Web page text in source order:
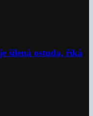
šílená ostuda, říká